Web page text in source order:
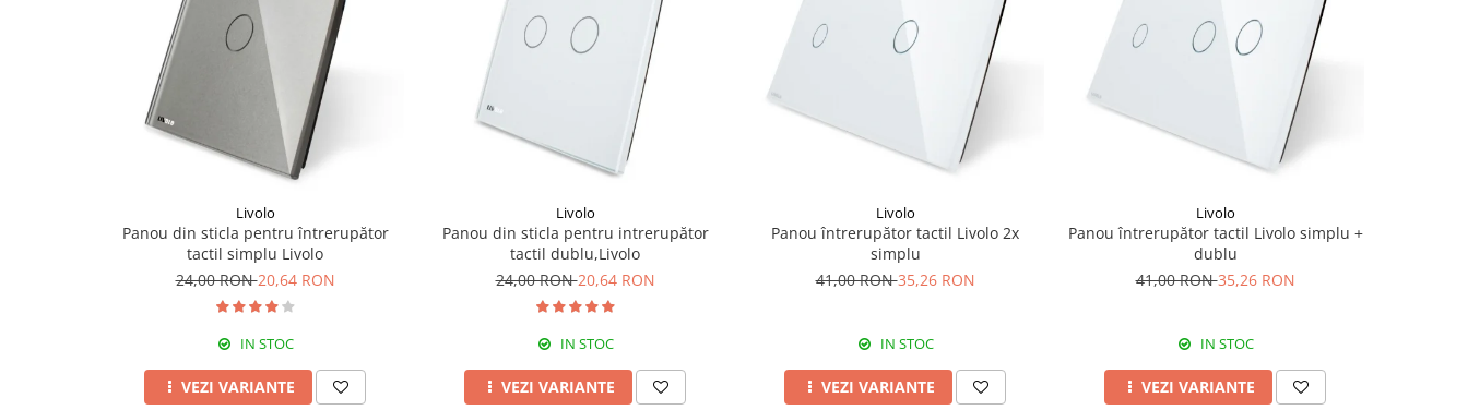
Livolo
Panou din sticla pentru întrerupător
tactil simplu Livolo
24,00 RON20,64 RON
IN STOC
VEZI VARIANTE
Livolo
Panou din sticla pentru intrerupător
tactil dublu,Livolo
24,00 RON20,64 RON
IN STOC
VEZI VARIANTE
Livolo
Panou întrerupător tactil Livolo 2x
simplu
41,00 RON35,26 RON
IN STOC
VEZI VARIANTE
Livolo
Panou întrerupător tactil Livolo simplu +
dublu
41,00 RON35,26 RON
IN STOC
VEZI VARIANTE